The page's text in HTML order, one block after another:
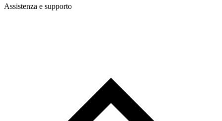
Assistenza e supporto